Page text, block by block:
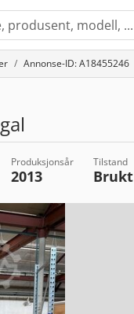
Annonse-ID: A18455246
Produksjonsår
2013
Tilstand
Brukt